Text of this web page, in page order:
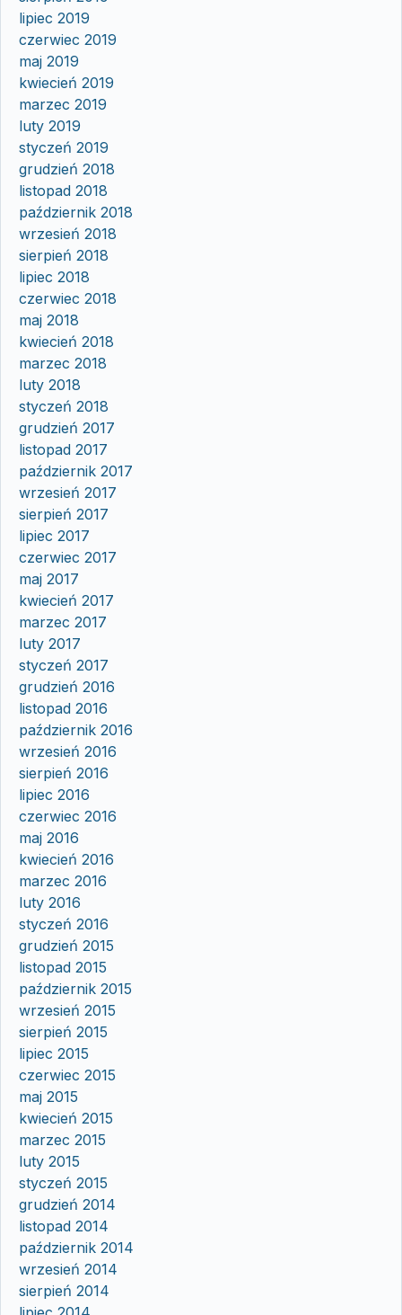
lipiec 2019
czerwiec 2019
maj 2019
kwiecień 2019
marzec 2019
luty 2019
styczeń 2019
grudzień 2018
listopad 2018
październik 2018
wrzesień 2018
sierpień 2018
lipiec 2018
czerwiec 2018
maj 2018
kwiecień 2018
marzec 2018
luty 2018
styczeń 2018
grudzień 2017
listopad 2017
październik 2017
wrzesień 2017
sierpień 2017
lipiec 2017
czerwiec 2017
maj 2017
kwiecień 2017
marzec 2017
luty 2017
styczeń 2017
grudzień 2016
listopad 2016
październik 2016
wrzesień 2016
sierpień 2016
lipiec 2016
czerwiec 2016
maj 2016
kwiecień 2016
marzec 2016
luty 2016
styczeń 2016
grudzień 2015
listopad 2015
październik 2015
wrzesień 2015
sierpień 2015
lipiec 2015
czerwiec 2015
maj 2015
kwiecień 2015
marzec 2015
luty 2015
styczeń 2015
grudzień 2014
listopad 2014
październik 2014
wrzesień 2014
sierpień 2014